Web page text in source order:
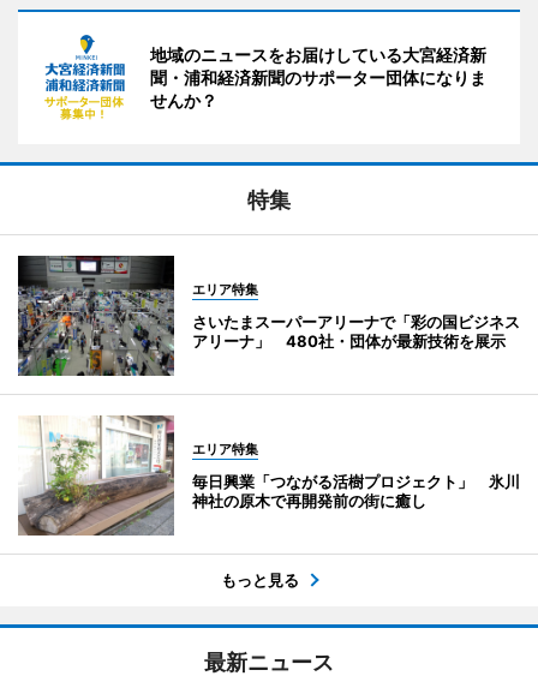
地域のニュースをお届けしている大宮経済新
聞・浦和経済新聞のサポーター団体になりま
せんか？
特集
エリア特集
さいたまスーパーアリーナで「彩の国ビジネス
アリーナ」 480社・団体が最新技術を展示
エリア特集
毎日興業「つながる活樹プロジェクト」 氷川
神社の原木で再開発前の街に癒し
もっと見る
最新ニュース